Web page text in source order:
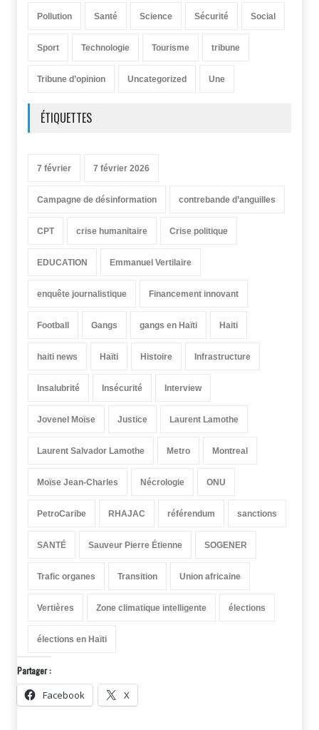
Pollution Santé Science Sécurité Social
Sport Technologie Tourisme tribune
Tribune d’opinion Uncategorized Une
ÉTIQUETTES
7 février 7 février 2026
Campagne de désinformation contrebande d’anguilles
CPT crise humanitaire Crise politique
EDUCATION Emmanuel Vertilaire
enquête journalistique Financement innovant
Football Gangs gangs en Haïti Haiti
haiti news Haïti Histoire Infrastructure
Insalubrité Insécurité Interview
Jovenel Moïse Justice Laurent Lamothe
Laurent Salvador Lamothe Metro Montreal
Moïse Jean-Charles Nécrologie ONU
PetroCaribe RHAJAC référendum sanctions
SANTÉ Sauveur Pierre Étienne SOGENER
Trafic organes Transition Union africaine
Vertières Zone climatique intelligente élections
élections en Haïti
Partager :
Facebook X